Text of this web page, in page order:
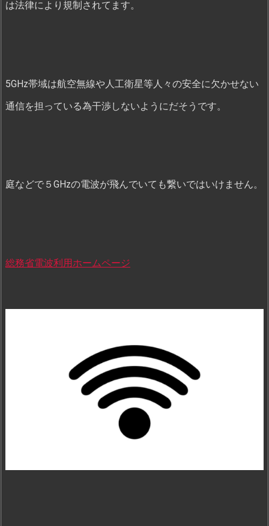
は法律により規制されてます。
5GHz帯域は航空無線や人工衛星等人々の安全に欠かせない
通信を担っている為干渉しないようにだそうです。
庭などで５GHzの電波が飛んでいても繋いではいけません。
総務省電波利用ホームページ